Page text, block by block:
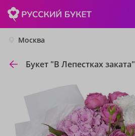
Москва
Букет "В Лепестках заката"